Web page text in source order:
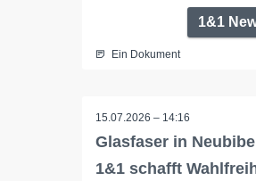
1&1
Ein Dokument
15.07.2026 – 14:16
Glasfaser in
1&1 schafft